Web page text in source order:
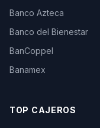
Banco Azteca
Banco del Bienestar
BanCoppel
Banamex
TOP CAJEROS